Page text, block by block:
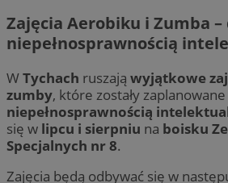
Zajęcia Aerobiku i Zumba –
niepełnosprawnością
WTychach ruszają wyjątkowe
zumby, które zostały
niepełnosprawnością
się w lipcu i sierpniu na boisku
Specjalnych nr 8.
Zajęcia będą odbywać się w